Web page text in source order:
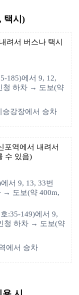
택시)
려서 버스나 택시
185)에서 9, 12,
청 하차 → 도보(약
승강장에서 승차
포역에서 내려서
수 있음)
서 9, 13, 33번
→ 도보(약 400m,
:35-149)에서 9,
청 하차 → 도보(약
에서 승차